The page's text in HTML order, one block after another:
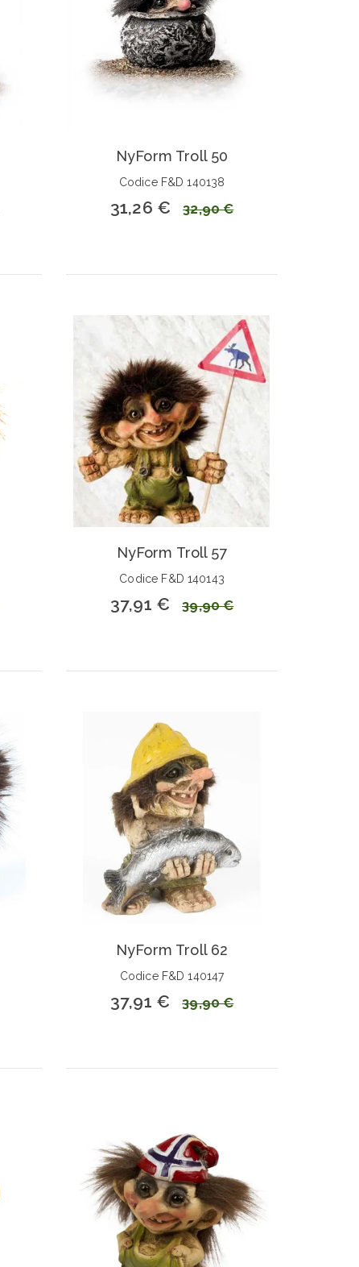
NyForm Troll 50
Codice F&D 140138
31,26 € 32,90 €
NyForm Troll 57
Codice F&D 140143
37,91 € 39,90 €
NyForm Troll 62
Codice F&D 140147
37,91 € 39,90 €